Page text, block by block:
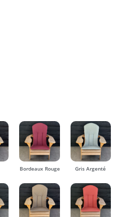
Bordeaux Rouge Gris Argenté